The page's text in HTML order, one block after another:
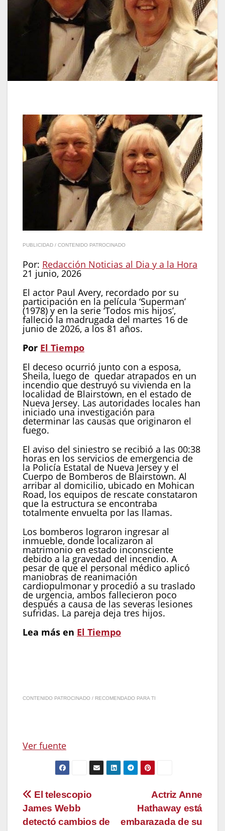
PUBLICIDAD / CONTENIDO PATROCINADO
Por: Redacción Noticias al Dia y a la Hora
21 junio, 2026
El actor Paul Avery, recordado por su
participación en la película ‘Superman’
(1978) y en la serie ‘Todos mis hijos’,
falleció la madrugada del martes 16 de
junio de 2026, a los 81 años.
Por El Tiempo
El deceso ocurrió junto con a esposa,
Sheila, luego de quedar atrapados en un
incendio que destruyó su vivienda en la
localidad de Blairstown, en el estado de
Nueva Jersey. Las autoridades locales han
iniciado una investigación para
determinar las causas que originaron el
fuego.
El aviso del siniestro se recibió a las 00:38
horas en los servicios de emergencia de
la Policía Estatal de Nueva Jersey y el
Cuerpo de Bomberos de Blairstown. Al
arribar al domicilio, ubicado en Mohican
Road, los equipos de rescate constataron
que la estructura se encontraba
totalmente envuelta por las llamas.
Los bomberos lograron ingresar al
inmueble, donde localizaron al
matrimonio en estado inconsciente
debido a la gravedad del incendio. A
pesar de que el personal médico aplicó
maniobras de reanimación
cardiopulmonar y procedió a su traslado
de urgencia, ambos fallecieron poco
después a causa de las severas lesiones
sufridas. La pareja deja tres hijos.
Lea más en El Tiempo
CONTENIDO PATROCINADO / RECOMENDADO PARA TI
Ver fuente
Navegación
de
Actriz Anne
Hathaway está
embarazada de su
El telescopio
James Webb
detectó cambios de